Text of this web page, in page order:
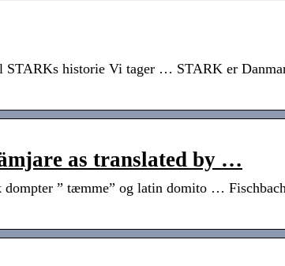
historie Vi tager … STARK er
as translated by …
” tæmme” og latin domito …